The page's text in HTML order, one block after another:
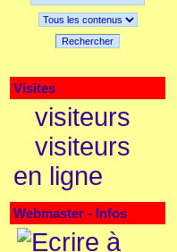
Rechercher
Visites
visiteurs
visiteurs
en ligne
Webmaster - Infos